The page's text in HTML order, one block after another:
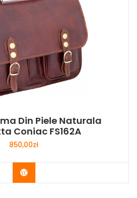
Din Piele Naturala
Coniac FS162A
850,00zł
Buy Now